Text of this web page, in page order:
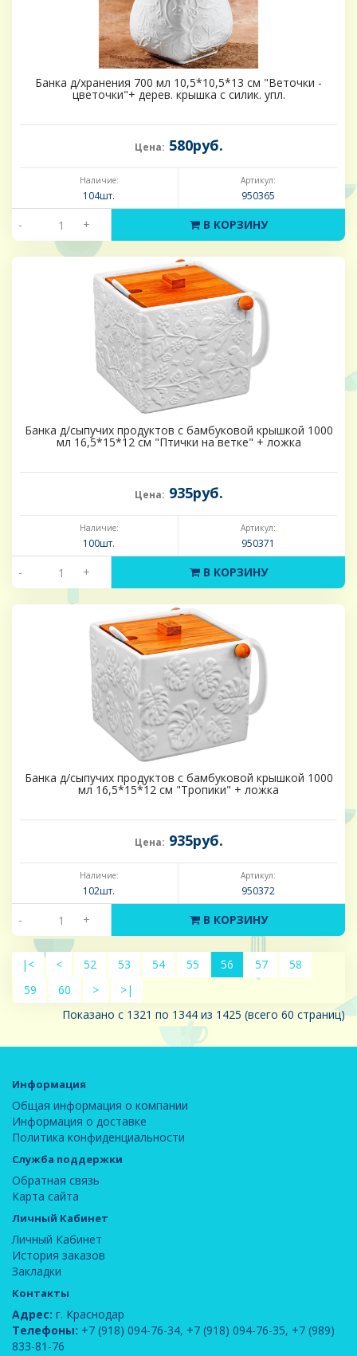
Банка д/хранения 700 мл 10,5*10,5*13 см "Веточки -
цветочки"+ дерев. крышка с силик. упл.
Цена: 580руб.
Наличие:
104шт.
Артикул:
950365
- + В КОРЗИНУ
Банка д/сыпучих продуктов с бамбуковой крышкой 1000
мл 16,5*15*12 см "Птички на ветке" + ложка
Цена: 935руб.
Наличие:
100шт.
Артикул:
950371
- + В КОРЗИНУ
Банка д/сыпучих продуктов с бамбуковой крышкой 1000
мл 16,5*15*12 см "Тропики" + ложка
Цена: 935руб.
Наличие:
102шт.
Артикул:
950372
- + В КОРЗИНУ
|< < 52 53 54 55 56 57
58
59
60 >
>|
Показано с 1321 по 1344 из 1425 (всего 60 страниц)
Информация
Общая информация о компании
Информация о доставке
Политика конфиденциальности
Служба поддержки
Обратная связь
Карта сайта
Личный Кабинет
Личный Кабинет
История заказов
Закладки
Контакты
Адрес: г. Краснодар
Телефоны: +7 (918) 094-76-34, +7 (918) 094-76-35, +7 (989)
833-81-76